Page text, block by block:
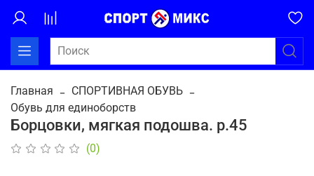
Главная
СПОРТИВНАЯ ОБУВЬ
Обувь для единоборств
Борцовки, мягкая подошва. р.45
(0)